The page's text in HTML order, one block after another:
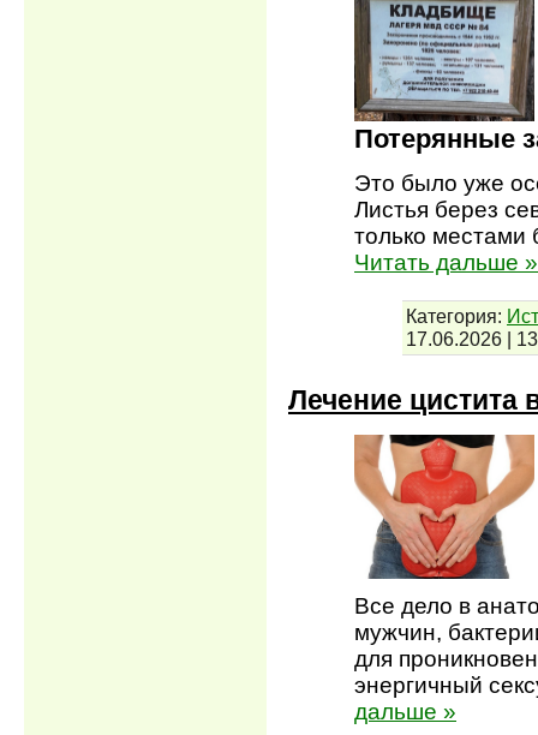
Потерянные
Это было уже
Листья берез
только местами
Читать дальше »
Категория:
17.06.2026 |
Лечение цистита
Все дело в
мужчин,
для
энергичный
дальше »